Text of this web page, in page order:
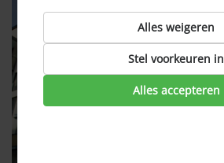
Alles weigeren
Stel voorkeuren in
Alles accepteren